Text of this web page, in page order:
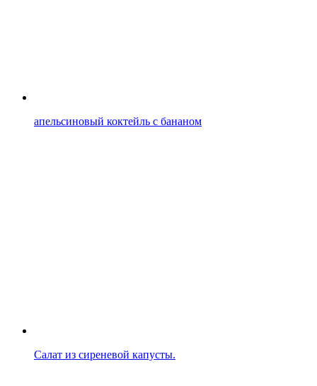
апельсиновый коктейль с бананом
Салат из сиреневой капусты.